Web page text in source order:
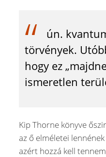
ún.
törvények.
hogy ez
ismeretlen
Kip Thorne könyve
az ő elméletei
azért hozzá kell